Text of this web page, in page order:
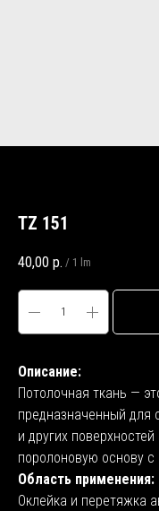
TZ 151
40,00 р. / 1 lm
Описание:
Потолочная ткань —
предназначенный для
и других
поролоновую основу с
Область применения:
Оклейка и перетяжка